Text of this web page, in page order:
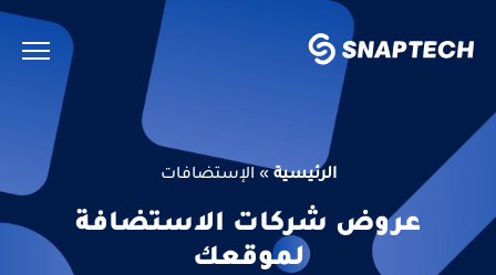
الرئيسية » الإستضافات
عروض شركات الاستضافة
لموقعك